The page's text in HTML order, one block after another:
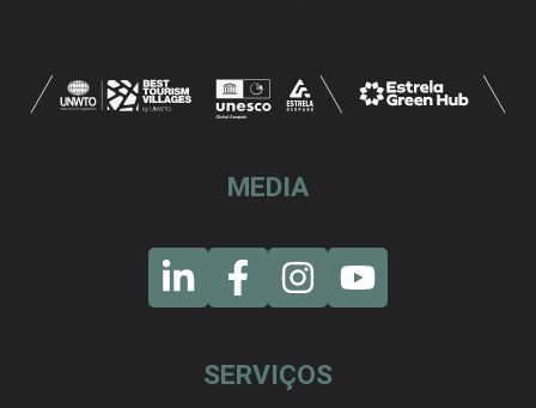
MEDIA
SERVIÇOS